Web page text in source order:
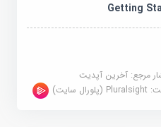
مرجع:آخرین آپدیت
Pluralsight (پلورال سایت)